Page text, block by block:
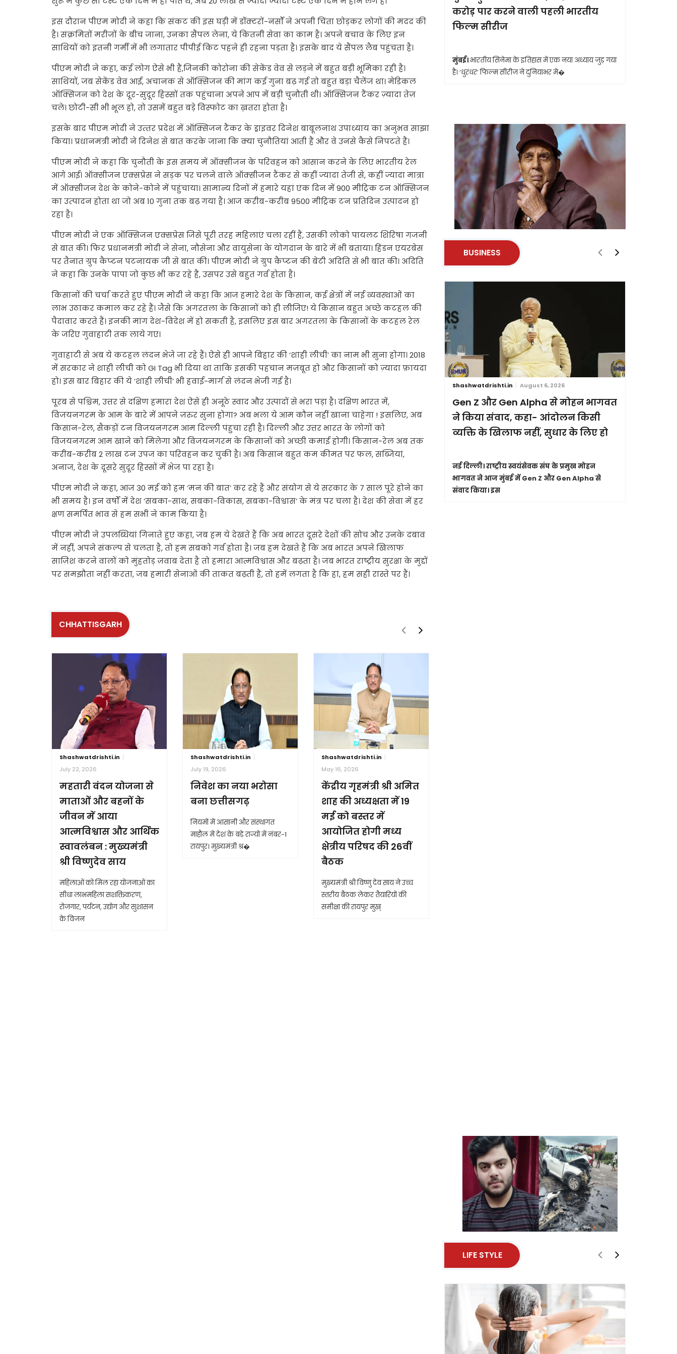
इस दौरान पीएम मोदी ने कहा कि संकट की इस घड़ी में डॉक्टरों-नर्सों ने अपनी चिंता छोड़कर लोगों की मदद की
है। संक्रमितों मरीजों के बीच जाना, उनका सैंपल लेना, ये कितनी सेवा का काम है। अपने बचाव के लिए इन
साथियों को इतनी गर्मी में भी लगातार पीपीई किट पहने ही रहना पड़ता है। इसके बाद ये सैंपल लैब पहुंचता है।
पीएम मोदी ने कहा, कई लोग ऐसे भी हैं,जिनकी कोरोना की सेकेंड वेव से लड़ने में बहुत बड़ी भूमिका रही है।
साथियों, जब सेकेंड वेव आई, अचानक से ऑक्सिजन की मांग कई गुना बढ़ गई तो बहुत बड़ा चैलेंज था। मेडिकल
ऑक्सिजन को देश के दूर-सुदूर हिस्सों तक पहुंचाना अपने आप में बड़ी चुनौती थी। ऑक्सिजन टैंकर ज़्यादा तेज़
चले। छोटी-सी भी भूल हो, तो उसमें बहुत बड़े विस्फोट का ख़तरा होता है।
इसके बाद पीएम मोदी ने उत्‍तर प्रदेश में ऑक्सिजन टैंकर के ड्राइवर दिनेश बाबूलनाथ उपाध्याय का अनुभव साझा
किया। प्रधानमंत्री मोदी ने दिनेश से बात करके जाना कि क्‍या चुनौतियां आती हैं और वे उनसे कैसे निपटते हैं।
पीएम मोदी ने कहा कि चुनौती के इस समय में ऑक्सीजन के परिवहन को आसान करने के लिए भारतीय रेल
आगे आई। ऑक्सीजन एक्सप्रेस ने सड़क पर चलने वाले ऑक्सीजन टैंकर से कहीं ज्यादा तेजी से, कहीं ज्यादा मात्रा
में ऑक्सीजन देश के कोने-कोने में पहुंचाया। सामान्य दिनों में हमारे यहां एक दिन में 900 मीट्रिक टन ऑक्सिजन
का उत्‍पादन होता था जो अब 10 गुना तक बढ़ गया है। आज करीब-करीब 9500 मीट्रिक टन प्रतिदिन उत्पादन हो
रहा है।
पीएम मोदी ने एक ऑक्सिजन एक्‍सप्रेस जिसे पूरी तरह महिलाएं चला रहीं हैं, उसकी लोको पायलट शिरिषा गजनी
से बात की। फिर प्रधानमंत्री मोदी ने सेना, नौसेना और वायुसेना के योगदान के बारे में भी बताया। हिंडन एयरबेस
पर तैनात ग्रुप कैप्‍टन पटनायक जी से बात की। पीएम मोदी ने ग्रुप कैप्‍टन की बेटी अदिति से भी बात की। अदिति
ने कहा कि उनके पापा जो कुछ भी कर रहे हैं, उसपर उसे बहुत गर्व होता है।
किसानों की चर्चा करते हुए पीएम मोदी ने कहा कि आज हमारे देश के किसान, कई क्षेत्रों में नई व्यवस्थाओं का
लाभ उठाकर कमाल कर रहे हैं। जैसे कि अगरतला के किसानों को ही लीजिए! ये किसान बहुत अच्छे कटहल की
पैदावार करते हैं। इनकी मांग देश-विदेश में हो सकती है, इसलिए इस बार अगरतला के किसानों के कटहल रेल
के जरिए गुवाहाटी तक लाये गए।
गुवाहाटी से अब ये कटहल लंदन भेजे जा रहे हैं। ऐसे ही आपने बिहार की ‘शाही लीची’ का नाम भी सुना होगा। 2018
में सरकार ने शाही लीची को GI Tag भी दिया था ताकि इसकी पहचान मज़बूत हो और किसानों को ज़्यादा फ़ायदा
हो। इस बार बिहार की ये ‘शाही लीची’ भी हवाई-मार्ग से लंदन भेजी गई है।
पूरब से पश्चिम, उत्तर से दक्षिण हमारा देश ऐसे ही अनूठे स्वाद और उत्पादों से भरा पड़ा है। दक्षिण भारत में,
विजयनगरम के आम के बारे में आपने ज़रुर सुना होगा? अब भला ये आम कौन नहीं खाना चाहेगा ! इसलिए, अब
किसान-रेल, सैकड़ों टन विजयनगरम आम दिल्ली पंहुचा रही है। दिल्ली और उत्तर भारत के लोगों को
विजयनगरम आम खाने को मिलेगा और विजयनगरम के किसानों को अच्छी कमाई होगी। किसान-रेल अब तक
करीब-करीब 2 लाख टन उपज का परिवहन कर चुकी है। अब किसान बहुत कम कीमत पर फल, सब्जियां,
अनाज, देश के दूसरे सुदूर हिस्सों में भेज पा रहा है।
पीएम मोदी ने कहा, आज 30 मई को हम ‘मन की बात’ कर रहे हैं और संयोग से ये सरकार के 7 साल पूरे होने का
भी समय है। इन वर्षों में देश ‘सबका-साथ, सबका-विकास, सबका-विश्वास’ के मंत्र पर चला है। देश की सेवा में हर
क्षण समर्पित भाव से हम सभी ने काम किया है।
पीएम मोदी ने उपलब्धियां गिनाते हुए कहा, जब हम ये देखते हैं कि अब भारत दूसरे देशों की सोच और उनके दबाव
में नहीं, अपने संकल्प से चलता है, तो हम सबको गर्व होता है। जब हम देखते हैं कि अब भारत अपने खिलाफ
साज़िश करने वालों को मुंहतोड़ ज़वाब देता है तो हमारा आत्मविश्वास और बढ़ता है। जब भारत राष्ट्रीय सुरक्षा के मुद्दों
पर समझौता नहीं करता, जब हमारी सेनाओं की ताकत बढ़ती हैं, तो हमें लगता है कि हां, हम सही रास्ते पर हैं।
CHHATTISGARH
Shashwatdrishti.in
July 22, 2026
महतारी वंदन योजना से
माताओं और बहनों के
जीवन में आया
आत्मविश्वास और आर्थिक
स्वावलंबन : मुख्यमंत्री
श्री विष्णुदेव साय
महिलाओं को मिल रहा योजनाओं का
सीधा लाभमहिला सशक्तिकरण,
रोजगार, पर्यटन, उद्योग और सुशासन
के विजन
Shashwatdrishti.in
July 19, 2026
निवेश का नया भरोसा
बना छत्तीसगढ़
नियमों में आसानी और संस्थागत
माहौल में देश के बड़े राज्यों में नंबर-1
रायपुर। मुख्यमंत्री श्र�
Shashwatdrishti.in
May 16, 2026
केंद्रीय गृहमंत्री श्री अमित
शाह की अध्यक्षता में 19
मई को बस्तर में
आयोजित होगी मध्य
क्षेत्रीय परिषद की 26वीं
बैठक
मुख्यमंत्री श्री विष्णु देव साय ने उच्च
स्तरीय बैठक लेकर तैयारियों की
समीक्षा की रायपुर मुख्
करोड़ पार करने वाली पहली भारतीय
फिल्म सीरीज
मुंबई। भारतीय सिनेमा के इतिहास में एक नया अध्याय जुड़ गया
है। ‘धुरंधर’ फिल्म सीरीज ने दुनियाभर मे�
BUSINESS
Shashwatdrishti.in August 6, 2026
Gen Z और Gen Alpha से मोहन भागवत
ने किया संवाद, कहा- आंदोलन किसी
व्यक्ति के खिलाफ नहीं, सुधार के लिए हो
नई दिल्ली।राष्ट्रीय स्वयंसेवक संघ के प्रमुख मोहन
भागवत ने आज मुंबई में Gen Z और Gen Alpha से
संवाद किया। इस
LIFE STYLE